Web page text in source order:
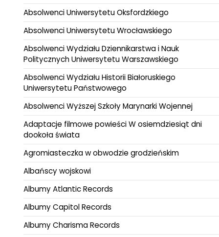
Absolwenci Uniwersytetu Oksfordzkiego
Absolwenci Uniwersytetu Wrocławskiego
Absolwenci Wydziału Dziennikarstwa i Nauk
Politycznych Uniwersytetu Warszawskiego
Absolwenci Wydziału Historii Białoruskiego
Uniwersytetu Państwowego
Absolwenci Wyższej Szkoły Marynarki Wojennej
Adaptacje filmowe powieści W osiemdziesiąt dni
dookoła świata
Agromiasteczka w obwodzie grodzieńskim
Albańscy wojskowi
Albumy Atlantic Records
Albumy Capitol Records
Albumy Charisma Records